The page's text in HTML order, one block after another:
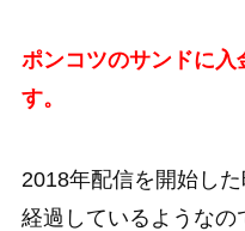
ポンコツのサンドに
す。
2018年配信を開始し
経過しているような